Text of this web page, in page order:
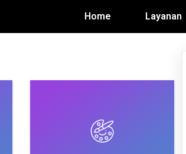
Home Layanan